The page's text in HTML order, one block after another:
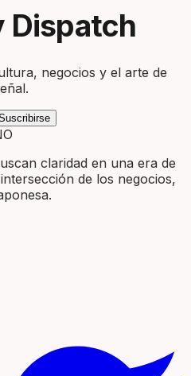
Dispatch
negocios y el arte de
claridad en una era de
de los negocios,